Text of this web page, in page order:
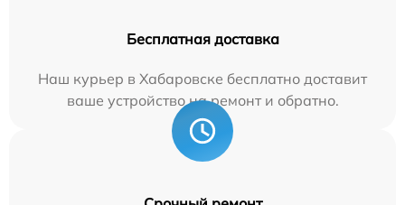
Бесплатная доставка
Наш курьер в Хабаровске бесплатно доставит
ваше устройство на ремонт и обратно.